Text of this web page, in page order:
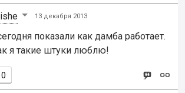
13 декабря 2013
показали как дамба работает.
я такие штуки люблю!
0